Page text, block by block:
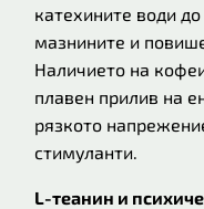
катехините води
мазнините и
Наличието на
плавен прилив на
рязкото
стимуланти.
L-теанин и